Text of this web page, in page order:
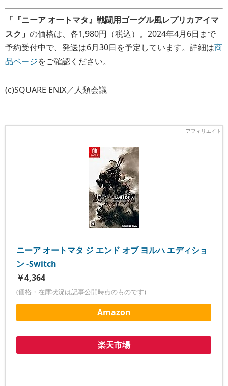
「『ニーア オートマタ』戦闘用ゴーグル風レプリカアイマ
スク」 の価格は、各1,980円（税込）。2024年4月6日まで
予約受付中で、発送は6月30日を予定しています。詳細は商
品ページをご確認ください。
(c)SQUARE ENIX／人類会議
ニーア オートマタ ジ エンド オブ ヨルハ エディショ
ン -Switch
￥4,364
(価格・在庫状況は記事公開時点のものです)
Amazon
楽天市場